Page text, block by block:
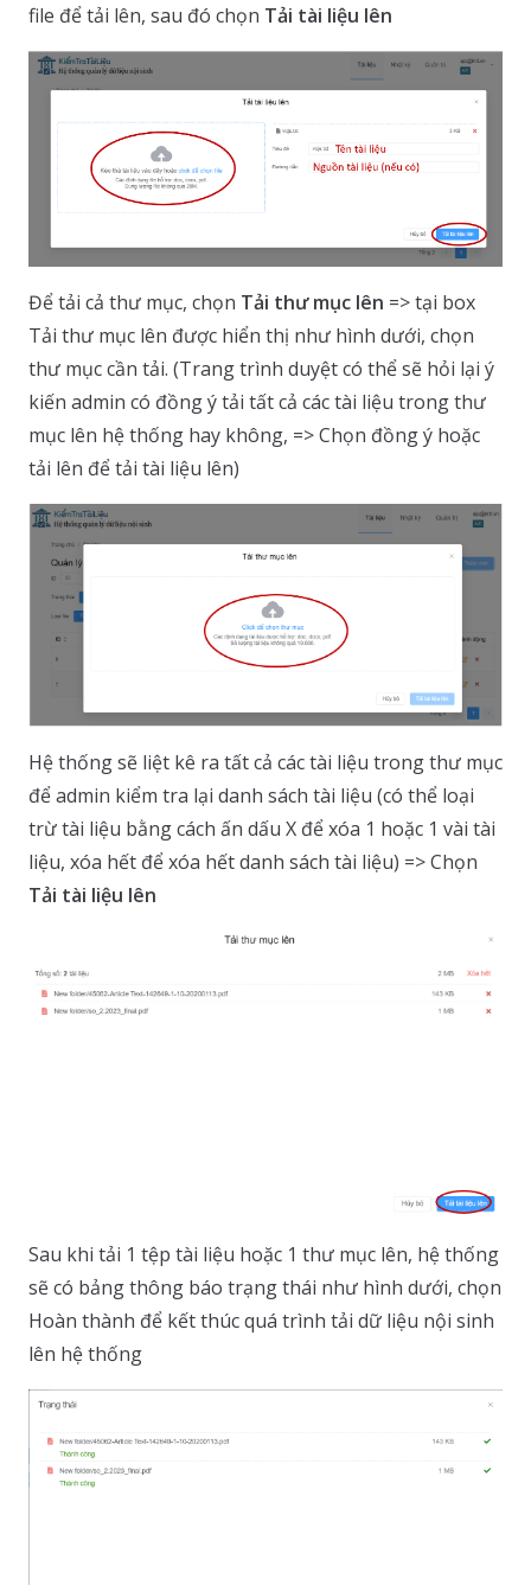
file để tải lên, sau đó chọn Tải tài liệu lên
Để tải cả thư mục, chọn Tải thư mục lên => tại box
Tải thư mục lên được hiển thị như hình dưới, chọn
thư mục cần tải. (Trang trình duyệt có thể sẽ hỏi lại ý
kiến admin có đồng ý tải tất cả các tài liệu trong thư
mục lên hệ thống hay không, => Chọn đồng ý hoặc
tải lên để tải tài liệu lên)
Hệ thống sẽ liệt kê ra tất cả các tài liệu trong thư mục
để admin kiểm tra lại danh sách tài liệu (có thể loại
trừ tài liệu bằng cách ấn dấu X để xóa 1 hoặc 1 vài tài
liệu, xóa hết để xóa hết danh sách tài liệu) => Chọn
Tải tài liệu lên
Sau khi tải 1 tệp tài liệu hoặc 1 thư mục lên, hệ thống
sẽ có bảng thông báo trạng thái như hình dưới, chọn
Hoàn thành để kết thúc quá trình tải dữ liệu nội sinh
lên hệ thống